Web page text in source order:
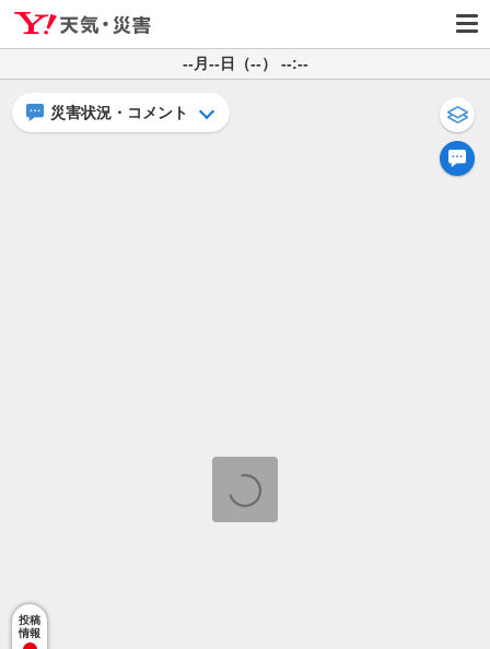
--月--日（--） --:--
災害状況・コメント
投稿
情報